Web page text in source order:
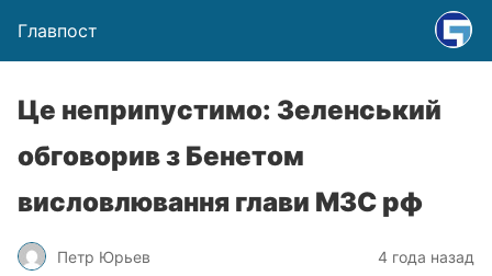
Главпост
Це неприпустимо: Зеленський
обговорив з Бенетом
висловлювання глави МЗС рф
Петр Юрьев 4 года назад